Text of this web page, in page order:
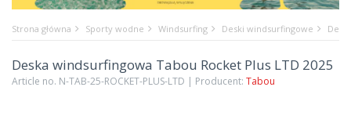
Strona główna Sporty wodne Windsurfing Deski windsurfingowe
Deska windsurfingowa Tabou Rocket Plus LTD 2025
Article no. N-TAB-25-ROCKET-PLUS-LTD | Producent: Tabou